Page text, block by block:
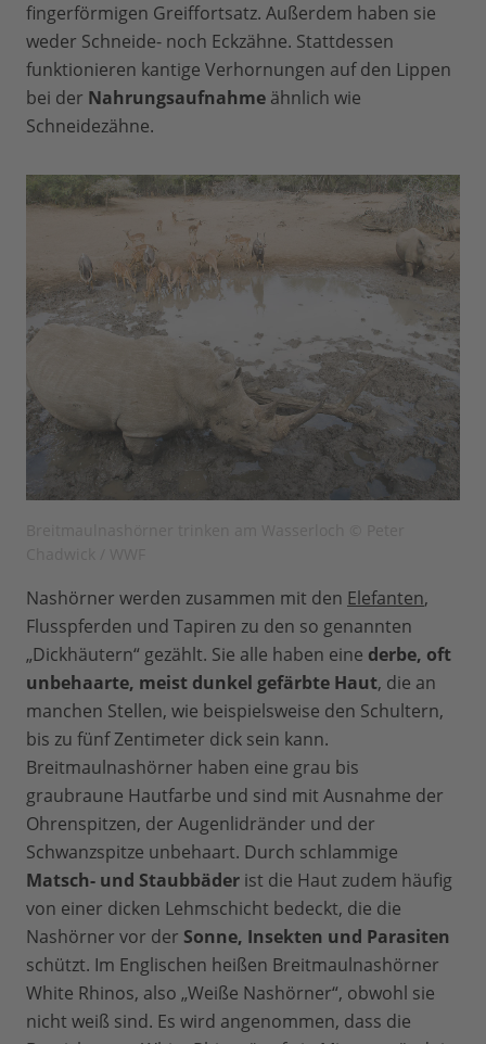
fingerförmigen Greiffortsatz. Außerdem haben sie
weder Schneide- noch Eckzähne. Stattdessen
funktionieren kantige Verhornungen auf den Lippen
bei der Nahrungsaufnahme ähnlich wie
Schneidezähne.
Nashörner werden zusammen mit den Elefanten,
Flusspferden und Tapiren zu den so genannten
„Dickhäutern“ gezählt. Sie alle haben eine derbe, oft
unbehaarte, meist dunkel gefärbte Haut, die an
manchen Stellen, wie beispielsweise den Schultern,
bis zu fünf Zentimeter dick sein kann.
Breitmaulnashörner haben eine grau bis
graubraune Hautfarbe und sind mit Ausnahme der
Ohrenspitzen, der Augenlidränder und der
Schwanzspitze unbehaart. Durch schlammige
Matsch- und Staubbäder ist die Haut zudem häufig
von einer dicken Lehmschicht bedeckt, die die
Nashörner vor der Sonne, Insekten und Parasiten
schützt. Im Englischen heißen Breitmaulnashörner
White Rhinos, also „Weiße Nashörner“, obwohl sie
nicht weiß sind. Es wird angenommen, dass die